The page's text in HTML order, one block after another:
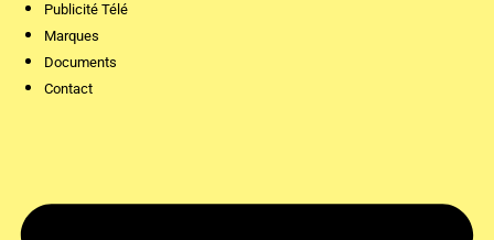
Publicité Télé
Marques
Documents
Contact